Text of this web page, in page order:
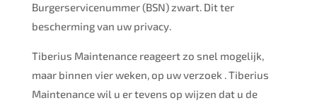
Burgerservicenummer (BSN) zwart. Dit ter
bescherming van uw privacy.
Tiberius Maintenance reageert zo snel mogelijk,
maar binnen vier weken, op uw verzoek . Tiberius
Maintenance wil u er tevens op wijzen dat u de